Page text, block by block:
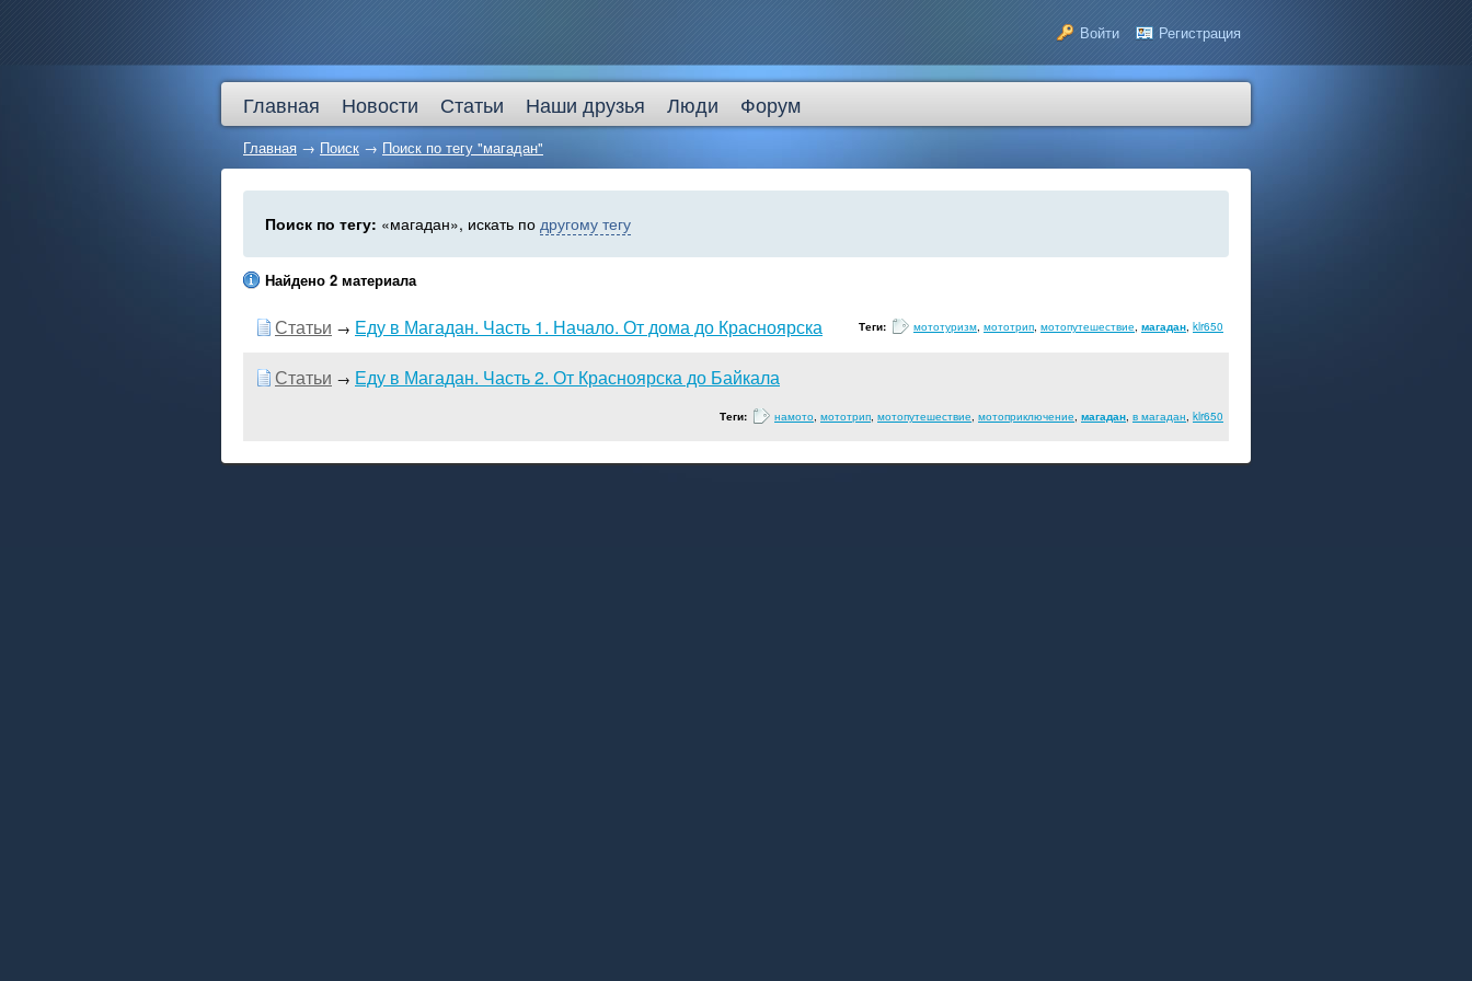
Войти Регистрация
Главная Новости Статьи Наши друзья Люди Форум
Главная → Поиск → Поиск по тегу "магадан"
Поиск по тегу: «магадан», искать по другому тегу
Найдено 2 материала
Статьи → Еду в Магадан. Часть 1. Начало. От дома до Красноярска Теги: мототуризм, мототрип, мотопутешествие, магадан, klr650
Статьи → Еду в Магадан. Часть 2. От Красноярска до Байкала
Теги: намото, мототрип, мотопутешествие, мотоприключение, магадан, в магадан, klr650